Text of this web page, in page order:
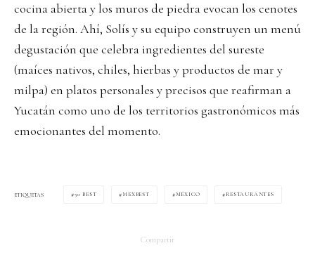
cocina abierta y los muros de piedra evocan los cenotes
de la región. Ahí, Solís y su equipo construyen un menú
degustación que celebra ingredientes del sureste
(maíces nativos, chiles, hierbas y productos de mar y
milpa) en platos personales y precisos que reafirman a
Yucatán como uno de los territorios gastronómicos más
emocionantes del momento.
ETIQUETAS 50 BEST MEXBEST MÉXICO RESTAURANTES
Compartir